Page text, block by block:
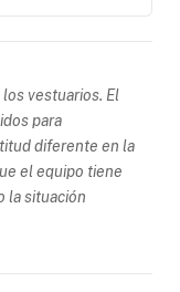
vestuarios. El
para
diferente en la
el equipo tiene
la situación